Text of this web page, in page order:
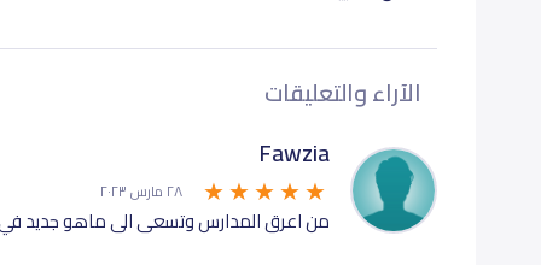
ثاني متوسط (Grade 8)
أول ثانوي (Grade 10)
الآراء والتعليقات
Fawzia
٢٨ مارس ٢٠٢٣
من اعرق المدارس وتسعى الى ماهو جديد في